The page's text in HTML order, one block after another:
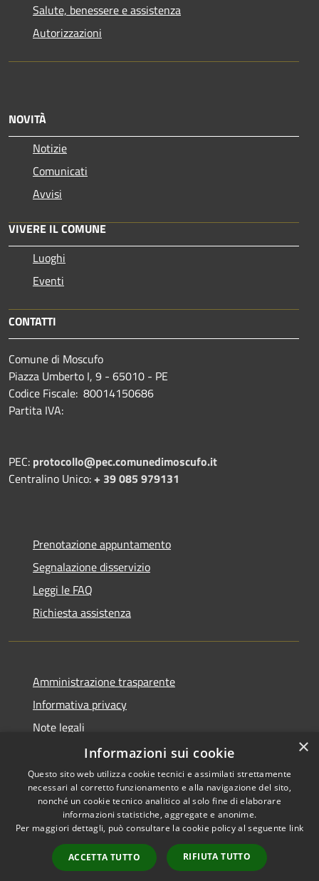
Salute, benessere e assistenza
Autorizzazioni
NOVITÀ
Notizie
Comunicati
Avvisi
VIVERE IL COMUNE
Luoghi
Eventi
CONTATTI
Comune di Moscufo
Piazza Umberto I, 9 - 65010 - PE
Codice Fiscale: 80014150686
Partita IVA:
PEC: protocollo@pec.comunedimoscufo.it
Centralino Unico:+ 39 085 979131
Prenotazione appuntamento
Segnalazione disservizio
Leggi le FAQ
Richiesta assistenza
Amministrazione trasparente
Informativa privacy
Note legali
Dichiarazione di accessibilità
RSS
Accessibilità
Copyright © 2026 • Comune di
Municipium•
Accesso
redazione
×
Informazioni sui cookie
Questo sito web utilizza cookie tecnici e assimilati strettamente
necessari al corretto funzionamento e alla navigazione del sito,
nonché un cookie tecnico analitico al solo fine di elaborare
informazioni statistiche, aggregate e anonime.
Per maggiori dettagli, può consultare la cookie policy al seguente link
ACCETTA TUTTO RIFIUTA TUTTO